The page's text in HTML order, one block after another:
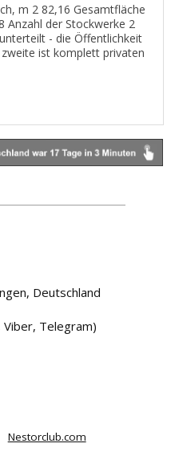
m 2 82,16 Gesamtfläche
Anzahl der Stockwerke 2
- die Öffentlichkeit
ist komplett privaten
Deutschland
Telegram)
Nestorclub.com